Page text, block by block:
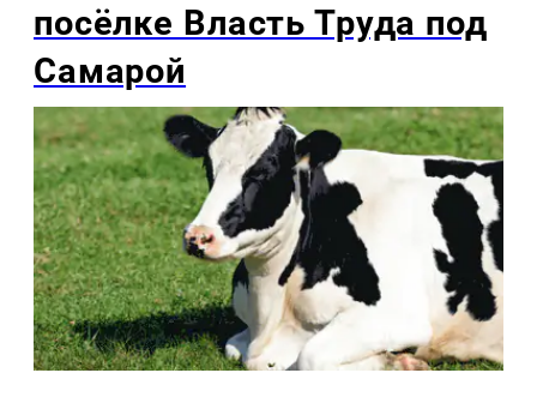
посёлке Власть Труда под
Самарой